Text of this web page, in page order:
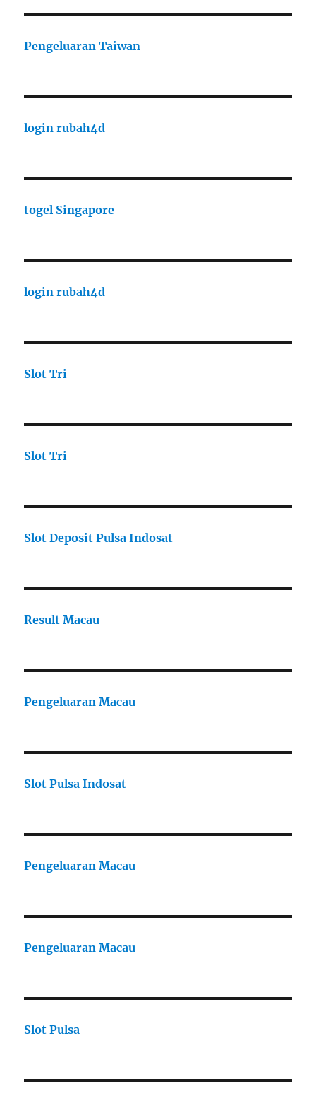
Pengeluaran Taiwan
login rubah4d
togel Singapore
login rubah4d
Slot Tri
Slot Tri
Slot Deposit Pulsa Indosat
Result Macau
Pengeluaran Macau
Slot Pulsa Indosat
Pengeluaran Macau
Pengeluaran Macau
Slot Pulsa